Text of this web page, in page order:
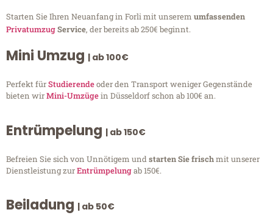
Starten Sie Ihren Neuanfang in Forli mit unserem umfassenden
PrivatumzugService, der bereits ab 250€ beginnt.
Mini Umzug | ab 100€
Perfekt fürStudierendeoder den Transport weniger Gegenstände
bieten wirMini-Umzügein Düsseldorf schon ab 100€ an.
Entrümpelung | ab 150€
Befreien Sie sich von Unnötigem undstarten Sie frischmit unserer
Dienstleistung zurEntrümpelungab 150€.
Beiladung | ab 50€